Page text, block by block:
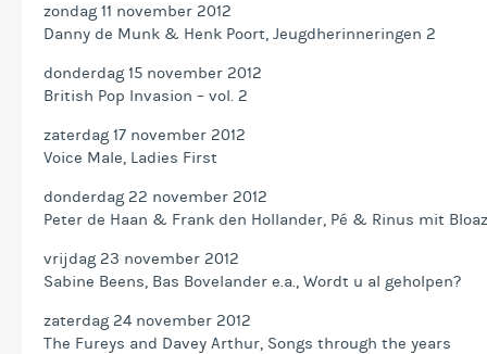
zondag 11 november 2012
Danny de Munk & Henk Poort, Jeugdherinneringen 2
donderdag 15 november 2012
British Pop Invasion – vol. 2
zaterdag 17 november 2012
Voice Male, Ladies First
donderdag 22 november 2012
Peter de Haan & Frank den Hollander, Pé & Rinus mit
vrijdag 23 november 2012
Sabine Beens, Bas Bovelander e.a., Wordt u al geholpen?
zaterdag 24 november 2012
The Fureys and Davey Arthur, Songs through the years